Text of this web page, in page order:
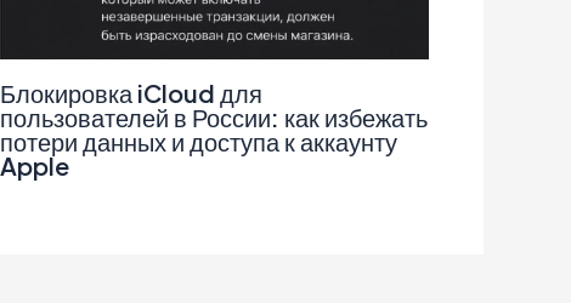
Блокировка iCloud для
пользователей в России: как избежать
потери данных и доступа к аккаунту
Apple